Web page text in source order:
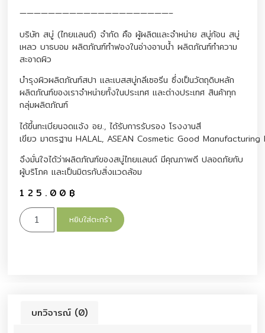
—————————————————————–
บริษัท สบู่ (ไทยแลนด์) จำกัด คือ ผู้ผลิตและจำหน่าย สบู่ก้อน สบู่
เหลว บาธบอม ผลิตภัณฑ์ทำฟองในอ่างอาบน้ำ ผลิตภัณฑ์ทำความ
สะอาดผิว
บำรุงผิวผลิตภัณฑ์สปา และเบสสบู่กลีเซอรีน ซึ่งเป็นวัตถุดิบหลัก
ผลิตภัณฑ์ของเราจำหน่ายทั้งในประเทศ และต่างประเทศ สินค้าทุก
กลุ่มผลิตภัณฑ์
ได้ขึ้นทะเบียนจดแจ้ง อย., ได้รับการรับรอง โรงงานสี
เขียว มาตรฐาน HALAL, ASEAN Cosmetic Good
จึงมั่นใจได้ว่าผลิตภัณฑ์ของสบู่ไทยแลนด์ มีคุณภาพดี ปลอดภัยกับ
ผู้บริโภค และเป็นมิตรกับสิ่งแวดล้อม
125.00 ฿
หยิบใส่ตะกร้า
บทวิจารณ์ (0)